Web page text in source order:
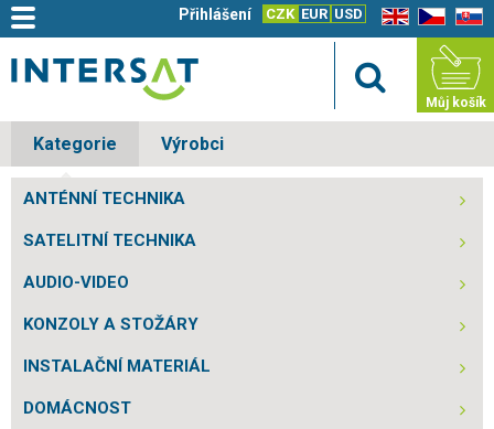
EN CZ SK
CZK EUR USD
Přihlášení
Můj košík
Kategorie Výrobci
ANTÉNNÍ TECHNIKA
SATELITNÍ TECHNIKA
AUDIO-VIDEO
KONZOLY A STOŽÁRY
INSTALAČNÍ MATERIÁL
DOMÁCNOST